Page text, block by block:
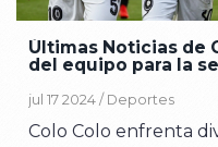
Últimas Noticias de
del equipo para la
jul 17 2024 / Deportes
Colo Colo enfrenta